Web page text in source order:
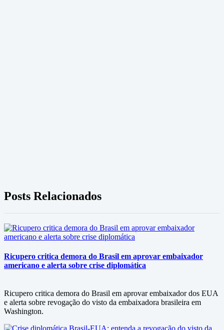
Posts Relacionados
Ricupero critica demora do Brasil em aprovar embaixador
americano e alerta sobre crise diplomática
Ricupero critica demora do Brasil em aprovar embaixador dos EUA
e alerta sobre revogação do visto da embaixadora brasileira em
Washington.